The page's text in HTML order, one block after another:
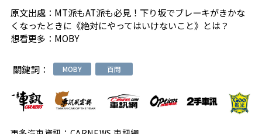
原文出處： MT派もAT派も必見！下り坂でブレーキがきかな
くなったときに《絶対にやってはいけないこと》とは？
想看更多： MOBY
關鍵詞： MOBY 百問